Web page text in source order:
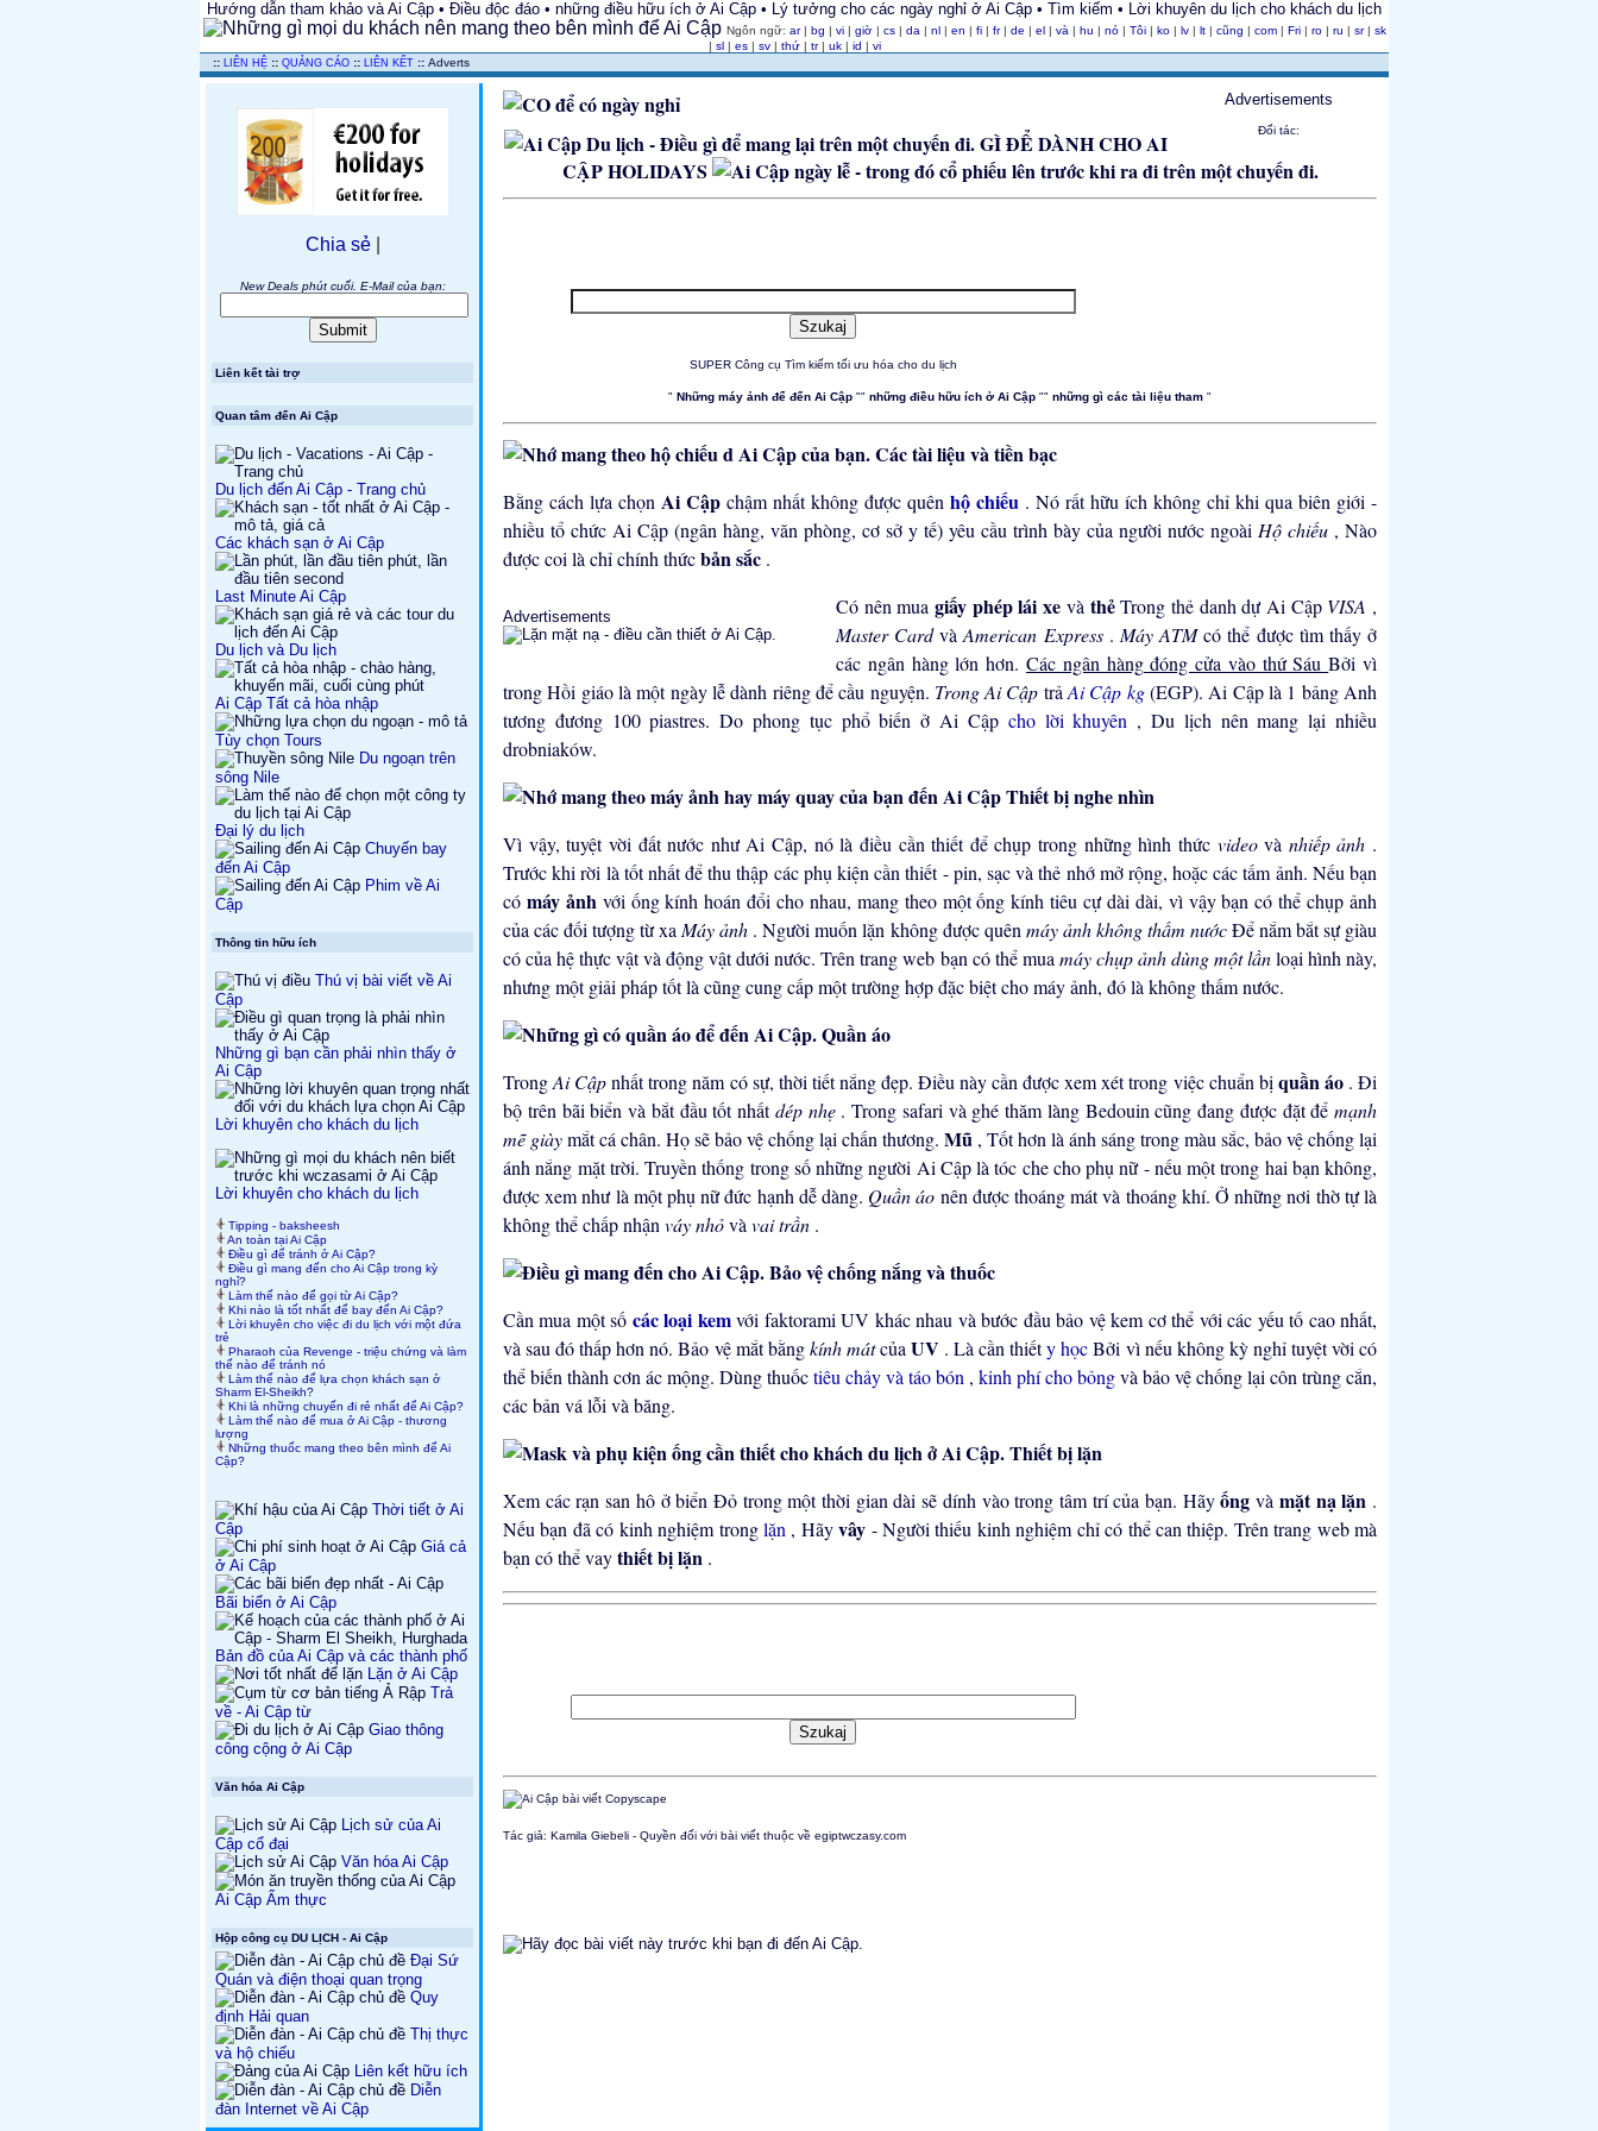
Hướng dẫn tham khảo và Ai Cập • Điều độc đáo • những điều hữu ích ở Ai Cập • Lý tưởng cho các ngày nghỉ ở Ai Cập • Tìm kiếm • Lời khuyên du lịch cho khách du lịch
Ngôn ngữ: ar | bg | vi | giờ | cs | da | nl | en | fi | fr | de | el | và | hu | nó | Tôi | ko | lv | lt | cũng | com | Fri | ro | ru | sr | sk
| sl | es | sv | thứ | tr | uk | id | vi
:: LIÊN HỆ :: QUẢNG CÁO :: LIÊN KẾT :: Adverts
Chia sẻ
New Deals phút cuối. E-Mail của bạn:
Liên kết tài trợ
Quan tâm đến Ai Cập
Du lịch đến Ai Cập - Trang chủ
Các khách sạn ở Ai Cập
Last Minute Ai Cập
Du lịch và Du lịch
Ai Cập Tất cả hòa nhập
Tùy chọn Tours
Du ngoạn trên
sông Nile
Đại lý du lịch
Chuyến bay
đến Ai Cập
Phim về Ai
Cập
Thông tin hữu ích
Thú vị bài viết về Ai
Cập
Những gì bạn cần phải nhìn thấy ở
Ai Cập
Lời khuyên cho khách du lịch
Lời khuyên cho khách du lịch
Tipping - baksheesh
An toàn tại Ai Cập
Điều gì để tránh ở Ai Cập?
Điều gì mang đến cho Ai Cập trong kỳ
nghỉ?
Làm thế nào để gọi từ Ai Cập?
Khi nào là tốt nhất để bay đến Ai Cập?
Lời khuyên cho việc đi du lịch với một đứa
trẻ
Pharaoh của Revenge - triệu chứng và làm
thế nào để tránh nó
Làm thế nào để lựa chọn khách sạn ở
Sharm El-Sheikh?
Khi là những chuyến đi rẻ nhất để Ai Cập?
Làm thế nào để mua ở Ai Cập - thương
lượng
Những thuốc mang theo bên mình để Ai
Cập?
Thời tiết ở Ai
Cập
Giá cả
ở Ai Cập
Bãi biển ở Ai Cập
Bản đồ của Ai Cập và các thành phố
Lặn ở Ai Cập
Trả
về - Ai Cập từ
Giao thông
công cộng ở Ai Cập
Văn hóa Ai Cập
Lịch sử của Ai
Cập cổ đại
Văn hóa Ai Cập
Ai Cập Ẩm thực
Hộp công cụ DU LỊCH - Ai Cập
Đại Sứ
Quán và điện thoại quan trọng
Quy
định Hải quan
Thị thực
và hộ chiếu
Liên kết hữu ích
Diễn
đàn Internet về Ai Cập
Advertisements
Đối tác:
GÌ ĐỂ DÀNH CHO AI
CẬP HOLIDAYS
SUPER Công cụ Tìm kiếm tối ưu hóa cho du lịch
" Những máy ảnh để đến Ai Cập "" những điều hữu ích ở Ai Cập "" những gì các tài liệu tham "
Các tài liệu và tiền bạc
Bằng cách lựa chọn Ai Cập chậm nhất không được quên hộ chiếu . Nó rất hữu ích không chỉ khi qua biên giới -
nhiều tổ chức Ai Cập (ngân hàng, văn phòng, cơ sở y tế) yêu cầu trình bày của người nước ngoài Hộ chiếu , Nào
được coi là chỉ chính thứcbản sắc .
Advertisements Có nên muagiấy phép lái xe và thẻTrong thẻ danh dự Ai Cập VISA ,
Master CardvàAmerican Express .Máy ATMcó thể được tìm thấy ở
các ngân hàng lớn hơn. Các ngân hàng đóng cửa vào thứ SáuBởi vì
trong Hồi giáo là một ngày lễ dành riêng để cầu nguyện. Trong Ai Cập trảAi Cập kg(EGP). Ai Cập là 1 bảng Anh
tương đương 100 piastres. Do phong tục phổ biến ở Ai Cập cho lời khuyên , Du lịch nên mang lại nhiều
drobniaków.
Thiết bị nghe nhìn
Vì vậy, tuyệt vời đất nước như Ai Cập, nó là điều cần thiết để chụp trong những hình thức videovà nhiếp ảnh .
Trước khi rời là tốt nhất để thu thập các phụ kiện cần thiết - pin, sạc và thẻ nhớ mở rộng, hoặc các tấm ảnh. Nếu bạn
có máy ảnh với ống kính hoán đổi cho nhau, mang theo một ống kính tiêu cự dài dài, vì vậy bạn có thể chụp ảnh
của các đối tượng từ xaMáy ảnh . Người muốn lặn không được quênmáy ảnh không thấm nướcĐể nắm bắt sự giàu
có của hệ thực vật và động vật dưới nước. Trên trang web bạn có thể muamáy chụp ảnh dùng một lầnloại hình này,
nhưng một giải pháp tốt là cũng cung cấp một trường hợp đặc biệt cho máy ảnh, đó là không thấm nước.
Quần áo
TrongAi Cậpnhất trong năm có sự, thời tiết nắng đẹp. Điều này cần được xem xét trong việc chuẩn bịquần áo . Đi
bộ trên bãi biển và bắt đầu tốt nhấtdép nhẹ . Trong safari và ghé thăm làng Bedouin cũng đang được đặt để mạnh
mẽ giàymắt cá chân. Họ sẽ bảo vệ chống lại chấn thương. Mũ , Tốt hơn là ánh sáng trong màu sắc, bảo vệ chống lại
ánh nắng mặt trời. Truyền thống trong số những người Ai Cập là tóc che cho phụ nữ - nếu một trong hai bạn không,
được xem như là một phụ nữ đức hạnh dễ dàng. Quần áo nên được thoáng mát và thoáng khí. Ở những nơi thờ tự là
không thể chấp nhậnváy nhỏvàvai trần .
Bảo vệ chống nắng và thuốc
Cần mua một số các loại kemvới faktorami UV khác nhau và bước đầu bảo vệ kem cơ thể với các yếu tố cao nhất,
và sau đó thấp hơn nó. Bảo vệ mắt bằngkính mátcủaUV . Là cần thiếty họcBởi vì nếu không kỳ nghỉ tuyệt vời có
thể biến thành cơn ác mộng. Dùng thuốctiêu chảy và táo bón , kinh phí cho bỏngvà bảo vệ chống lại côn trùng cắn,
các bản vá lỗi và băng.
Thiết bị lặn
Xem các rạn san hô ở biển Đỏ trong một thời gian dài sẽ dính vào trong tâm trí của bạn. Hãyốngvà mặt nạ lặn .
Nếu bạn đã có kinh nghiệm tronglặn , Hãyvây - Người thiếu kinh nghiệm chỉ có thể can thiệp. Trên trang web mà
bạn có thể vaythiết bị lặn .
Tác giả: Kamila Giebeli - Quyền đối với bài viết thuộc về egiptwczasy.com